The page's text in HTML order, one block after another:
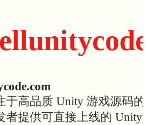
于高品质 Unity 游戏源码
者提供可直接上线的